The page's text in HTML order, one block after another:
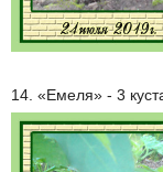
14. «Емеля» - 3